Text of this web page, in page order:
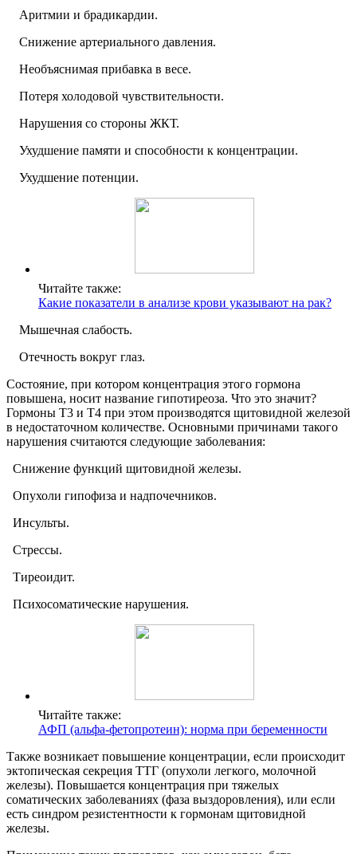
Аритмии и брадикардии.
Снижение артериального давления.
Необъяснимая прибавка в весе.
Потеря холодовой чувствительности.
Нарушения со стороны ЖКТ.
Ухудшение памяти и способности к концентрации.
Ухудшение потенции.
Читайте также:
Какие показатели в анализе крови указывают на рак?
Мышечная слабость.
Отечность вокруг глаз.
Состояние, при котором концентрация этого гормона
повышена, носит название гипотиреоза. Что это значит?
Гормоны Т3 и Т4 при этом производятся щитовидной железой
в недостаточном количестве. Основными причинами такого
нарушения считаются следующие заболевания:
Снижение функций щитовидной железы.
Опухоли гипофиза и надпочечников.
Инсульты.
Стрессы.
Тиреоидит.
Психосоматические нарушения.
Читайте также:
АФП (альфа-фетопротеин): норма при беременности
Также возникает повышение концентрации, если происходит
эктопическая секреция ТТГ (опухоли легкого, молочной
железы). Повышается концентрация при тяжелых
соматических заболеваниях (фаза выздоровления), или если
есть синдром резистентности к гормонам щитовидной
железы.